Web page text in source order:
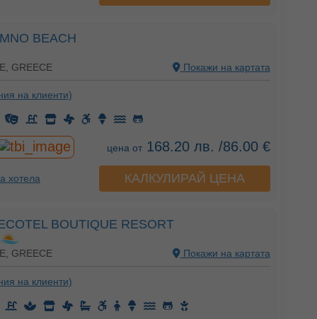
BEACH
GREECE Покажи на картата
на клиенти)
цена от168.20 лв. /86.00 €
хотела КАЛКУЛИРАЙ ЦЕНА
BOUTIQUE RESORT
GREECE Покажи на картата
на клиенти)